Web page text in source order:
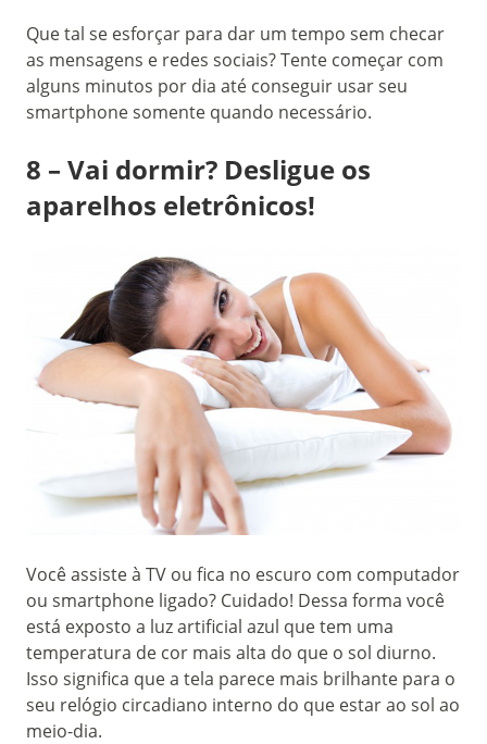
Que tal se esforçar para dar um tempo sem checar
as mensagens e redes sociais? Tente começar com
alguns minutos por dia até conseguir usar seu
smartphone somente quando necessário.
8 – Vai dormir? Desligue os
aparelhos eletrônicos!
Você assiste à TV ou fica no escuro com computador
ou smartphone ligado? Cuidado! Dessa forma você
está exposto a luz artificial azul que tem uma
temperatura de cor mais alta do que o sol diurno.
Isso significa que a tela parece mais brilhante para o
seu relógio circadiano interno do que estar ao sol ao
meio-dia.